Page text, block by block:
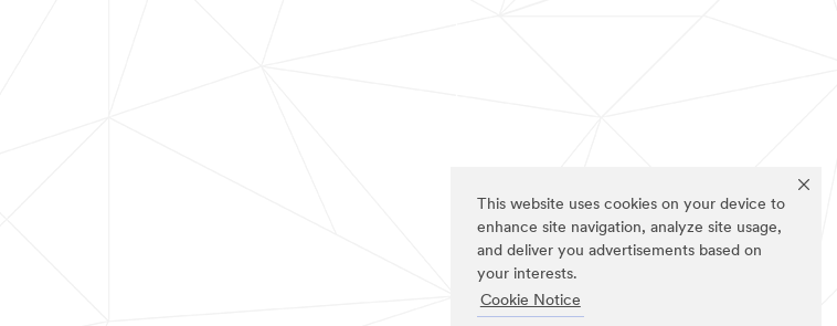
This website uses cookies on your device to
enhance site navigation, analyze site usage,
and deliver you advertisements based on
your interests.
Cookie Notice